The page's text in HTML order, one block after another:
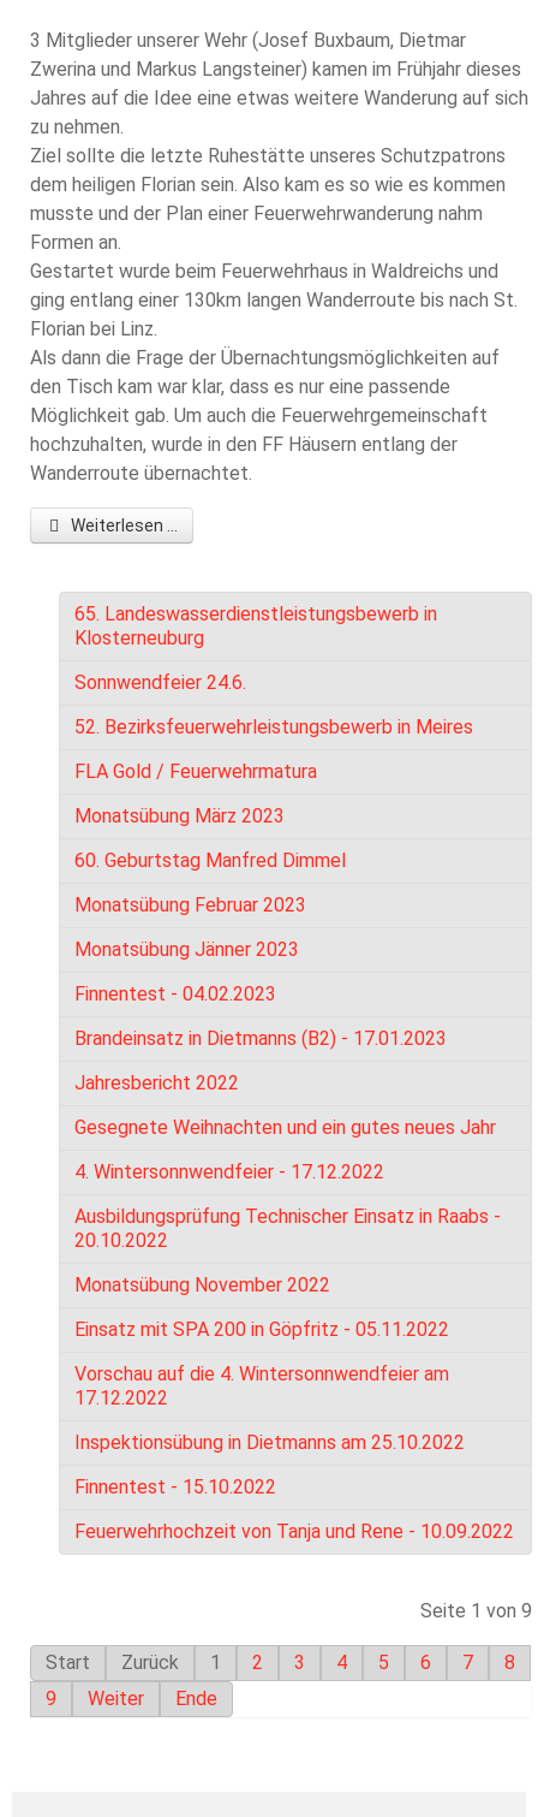
3 Mitglieder unserer Wehr (Josef Buxbaum, Dietmar
Zwerina und Markus Langsteiner) kamen im Frühjahr dieses
Jahres auf die Idee eine etwas weitere Wanderung auf sich
zu nehmen.
Ziel sollte die letzte Ruhestätte unseres Schutzpatrons
dem heiligen Florian sein. Also kam es so wie es kommen
musste und der Plan einer Feuerwehrwanderung nahm
Formen an.
Gestartet wurde beim Feuerwehrhaus in Waldreichs und
ging entlang einer 130km langen Wanderroute bis nach St.
Florian bei Linz.
Als dann die Frage der Übernachtungsmöglichkeiten auf
den Tisch kam war klar, dass es nur eine passende
Möglichkeit gab. Um auch die Feuerwehrgemeinschaft
hochzuhalten, wurde in den FF Häusern entlang der
Wanderroute übernachtet.
Weiterlesen ...
65. Landeswasserdienstleistungsbewerb in
Klosterneuburg
Sonnwendfeier 24.6.
52. Bezirksfeuerwehrleistungsbewerb in Meires
FLA Gold / Feuerwehrmatura
Monatsübung März 2023
60. Geburtstag Manfred Dimmel
Monatsübung Februar 2023
Monatsübung Jänner 2023
Finnentest - 04.02.2023
Brandeinsatz in Dietmanns (B2) - 17.01.2023
Jahresbericht 2022
Gesegnete Weihnachten und ein gutes neues Jahr
4. Wintersonnwendfeier - 17.12.2022
Ausbildungsprüfung Technischer Einsatz in Raabs -
20.10.2022
Monatsübung November 2022
Einsatz mit SPA 200 in Göpfritz - 05.11.2022
Vorschau auf die 4. Wintersonnwendfeier am
17.12.2022
Inspektionsübung in Dietmanns am 25.10.2022
Finnentest - 15.10.2022
Feuerwehrhochzeit von Tanja und Rene - 10.09.2022
Seite 1 von 9
Start Zurück 1 2 3 4 5 6 7
8
9
Weiter Ende